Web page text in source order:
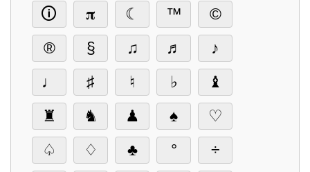
🛈
𝛑 ☾ ™
©
®
§ ♫ ♬
♪
♩
♯ ♮ ♭
♝
♜
♞ ♟ ♠
♡
♤
♢ ♣ ° ÷